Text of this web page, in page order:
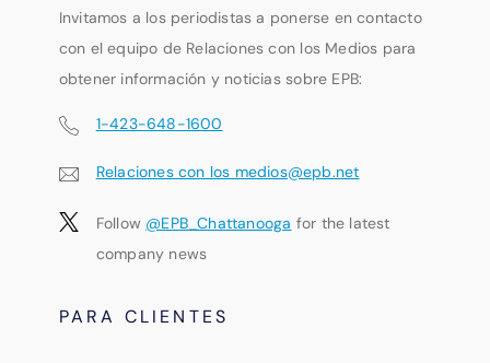
Invitamos a los periodistas a ponerse en contacto
con el equipo de Relaciones con los Medios para
obtener información y noticias sobre EPB:
1-423-648-1600
Relaciones con los medios@epb.net
Follow @EPB_Chattanooga for the latest
company news
PARA CLIENTES